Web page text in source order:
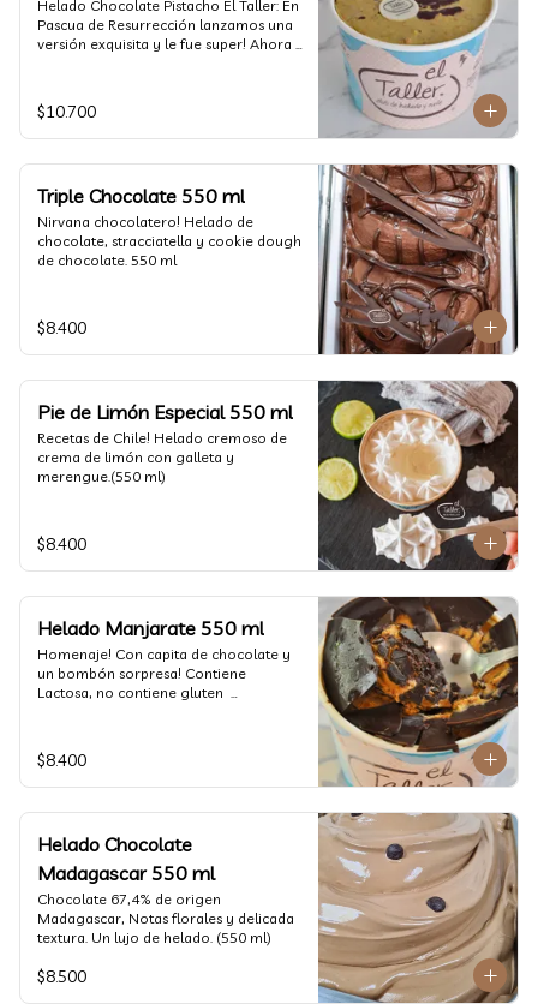
Helado Chocolate Pistacho El Taller: En
Pascua de Resurrección lanzamos una
versión exquisita y le fue super! Ahora
calidad, al centro una bomba de
chocolate blanco relleno de crema de
pistacho, y arriba nuestro crocante
crunchy de pistacho. Por favor, hágase
$10.700
Triple Chocolate 550 ml
Nirvana chocolatero! Helado de
chocolate, stracciatella y cookie dough
de chocolate. 550 ml
$8.400
Pie de Limón Especial 550 ml
Recetas de Chile! Helado cremoso de
crema de limón con galleta y
merengue.(550 ml)
$8.400
Helado Manjarate 550 ml
Homenaje! Con capita de chocolate y
un bombón sorpresa! Contiene
Lactosa, no contiene gluten
$8.400
Helado Chocolate
Madagascar 550 ml
Chocolate 67,4% de origen
Madagascar, Notas florales y delicada
textura. Un lujo de helado. (550 ml)
$8.500